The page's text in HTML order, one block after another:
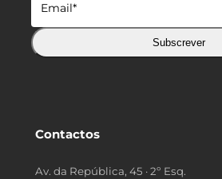
Subscrever
Contactos
Av. da República, 45 · 2º Esq.